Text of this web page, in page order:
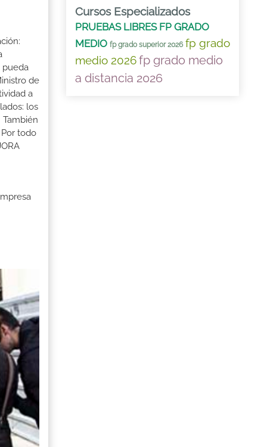
pueda
de
a
los
todo
Cursos Especializados
PRUEBAS LIBRES FP GRADO
MEDIO fp grado superior 2026 fp grado
medio 2026fp grado medio
a distancia 2026